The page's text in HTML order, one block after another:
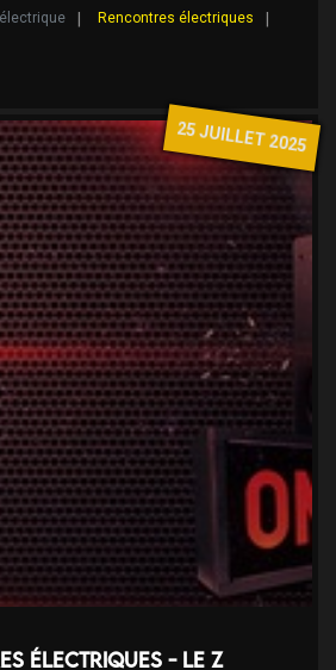
électrique
Rencontres électriques
25 JUILLET 2025
électriques - Le Z